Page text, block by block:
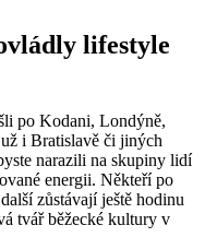
lifestyle
po Kodani, Londýně,
i Bratislavě či jiných
narazili na skupiny lidí
energii. Někteří po
zůstávají ještě hodinu
tvář běžecké kultury v